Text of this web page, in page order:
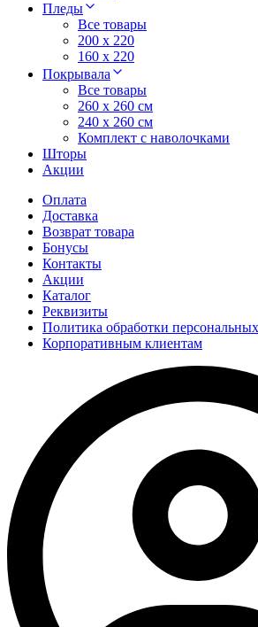
Пледы
Все товары
200 х 220
160 х 220
Покрывала
Все товары
260 x 260 см
240 х 260 см
Комплект с наволочками
Шторы
Акции
Оплата
Доставка
Возврат товара
Бонусы
Контакты
Акции
Каталог
Реквизиты
Политика обработки
Корпоративным клиентам